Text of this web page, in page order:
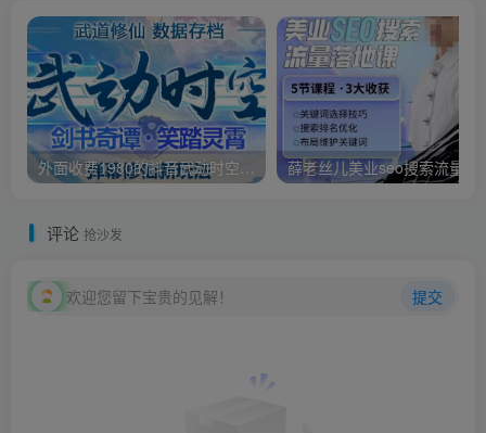
评论 抢沙发
欢迎您留下宝贵的见解！ 提交